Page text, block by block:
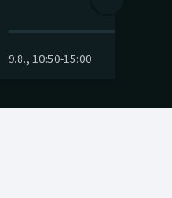
9.8., 10:50-15:00